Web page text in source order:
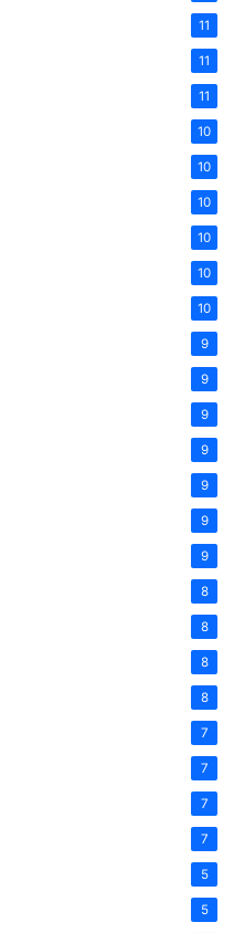
11
11
11
10
10
10
10
10
10
9
9
9
9
9
9
9
8
8
8
8
7
7
7
7
5
5